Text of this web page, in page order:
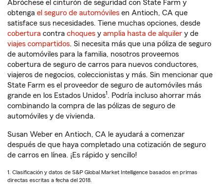
Abróchese el cinturón de seguridad con State Farm y
obtenga el seguro de automóviles en Antioch, CA que
satisface sus necesidades. Tiene muchas opciones, desde
cobertura contra choques y amplia hasta de alquiler y de
viajes compartidos. Si necesita más que una póliza de seguro
de automóviles para la familia, nosotros proveemos
cobertura de seguro de carros para nuevos conductores,
viajeros de negocios, coleccionistas y más. Sin mencionar que
State Farm es el proveedor de seguro de automóviles más
grande en los Estados Unidos1. Podría incluso ahorrar más
combinando la compra de las pólizas de seguro de
automóviles y de vivienda.
Susan Weber en Antioch, CA le ayudará a comenzar
después de que haya completado una cotización de seguro
de carros en línea. ¡Es rápido y sencillo!
1. Clasificación y datos de S&P Global Market Intelligence basados en primas
directas escritas a fecha del 2018.